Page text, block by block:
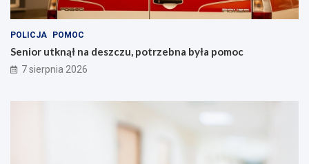
POLICJA POMOC
Senior utknął na deszczu, potrzebna była pomoc
7 sierpnia 2026